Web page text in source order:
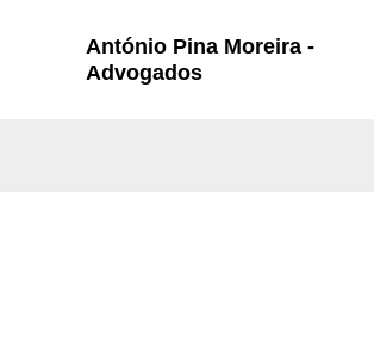
António Pina Moreira -
Advogados